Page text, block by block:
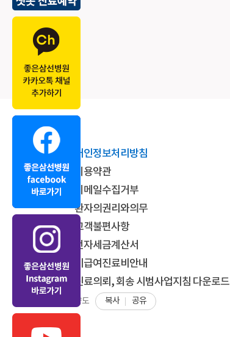
개인정보처리방침
이용약관
이메일수집거부
환자의권리와의무
고객불편사항
전자세금계산서
비급여진료비안내
진료의뢰, 회송 시범사업지침 다운로드
약도 복사 공유